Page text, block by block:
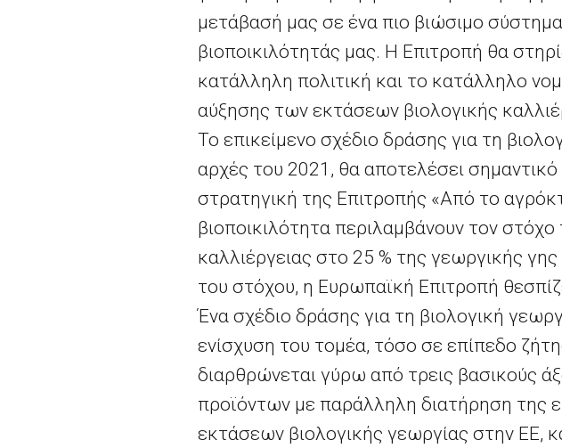
μετάβασή μας σε ένα πιο βιώσιμο
βιοποικιλότητάς μας. Η Επιτροπή θα
κατάλληλη πολιτική και το κατάλληλο
αύξησης των εκτάσεων βιολογικής
Το επικείμενο σχέδιο δράσης για τη
αρχές του 2021, θα αποτελέσει
στρατηγική της Επιτροπής «Από το
βιοποικιλότητα περιλαμβάνουν τον
καλλιέργειας στο 25 % της γεωργικής
του στόχου, η Ευρωπαϊκή Επιτροπή
Ένα σχέδιο δράσης για τη βιολογική
ενίσχυση του τομέα, τόσο σε επίπεδο
διαρθρώνεται γύρω από τρεις βασικούς
προϊόντων με παράλληλη διατήρηση της
εκτάσεων βιολογικής γεωργίας στην ΕΕ,